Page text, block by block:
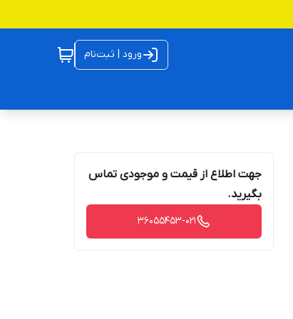
ورود | ثبت‌نام
جهت اطلاع از قیمت و موجودی تماس
بگیرید.
36055453-021